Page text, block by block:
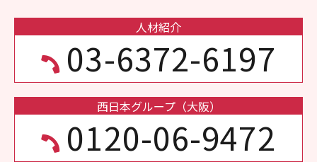
人材紹介
03-6372-6197
西日本グループ（大阪）
0120-06-9472